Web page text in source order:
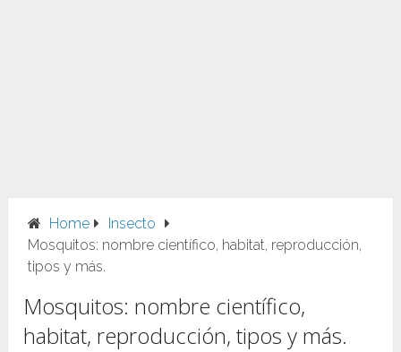
Home
Insecto
Mosquitos: nombre científico, habitat, reproducción,
tipos y más.
Mosquitos: nombre científico,
habitat, reproducción, tipos y más.